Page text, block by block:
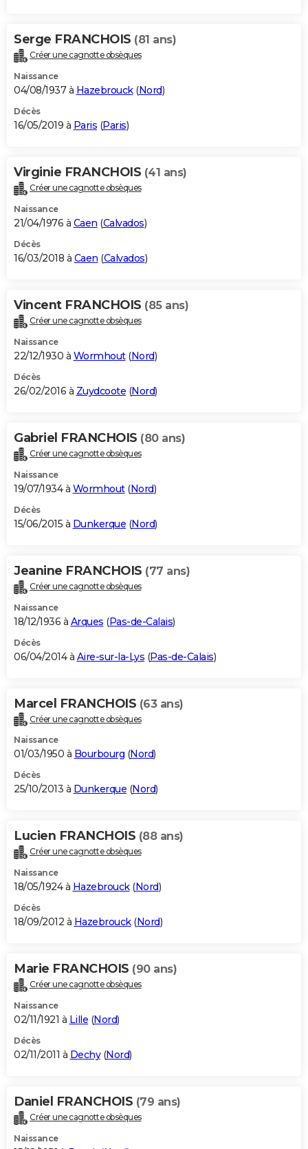
Serge FRANCHOIS (81 ans)
Créer une cagnotte obsèques
Naissance
04/08/1937 à Hazebrouck(Nord)
Décès
16/05/2019 à Paris (Paris)
Virginie FRANCHOIS (41 ans)
Créer une cagnotte obsèques
Naissance
21/04/1976 à Caen (Calvados)
Décès
16/03/2018 à Caen (Calvados)
Vincent FRANCHOIS (85 ans)
Créer une cagnotte obsèques
Naissance
22/12/1930 à Wormhout(Nord)
Décès
26/02/2016 à Zuydcoote (Nord)
Gabriel FRANCHOIS (80 ans)
Créer une cagnotte obsèques
Naissance
19/07/1934 à Wormhout(Nord)
Décès
15/06/2015 à Dunkerque (Nord)
Jeanine FRANCHOIS (77 ans)
Créer une cagnotte obsèques
Naissance
18/12/1936 à Arques (Pas-de-Calais)
Décès
06/04/2014 à Aire-sur-la-Lys (Pas-de-Calais)
Marcel FRANCHOIS (63 ans)
Créer une cagnotte obsèques
Naissance
01/03/1950 à Bourbourg (Nord)
Décès
25/10/2013 à Dunkerque (Nord)
Lucien FRANCHOIS (88 ans)
Créer une cagnotte obsèques
Naissance
18/05/1924 à Hazebrouck(Nord)
Décès
18/09/2012 à Hazebrouck(Nord)
Marie FRANCHOIS (90 ans)
Créer une cagnotte obsèques
Naissance
02/11/1921 à Lille (Nord)
Décès
02/11/2011 à Dechy(Nord)
Daniel FRANCHOIS (79 ans)
Créer une cagnotte obsèques
Naissance